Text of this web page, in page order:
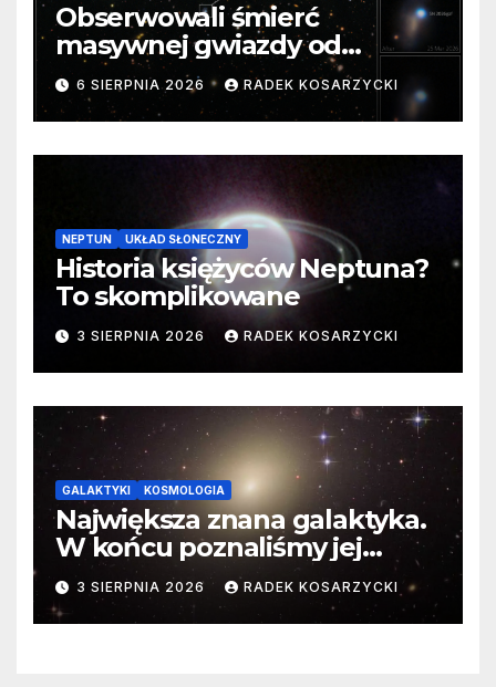
Obserwowali śmierć
masywnej gwiazdy od
samego początku. Niezwykle
cenne dane
6 SIERPNIA 2026 RADEK KOSARZYCKI
NEPTUN UKŁAD SŁONECZNY
Historia księżyców Neptuna?
To skomplikowane
3 SIERPNIA 2026 RADEK KOSARZYCKI
GALAKTYKI KOSMOLOGIA
Największa znana galaktyka.
W końcu poznaliśmy jej
faktyczne wymiary
3 SIERPNIA 2026 RADEK KOSARZYCKI